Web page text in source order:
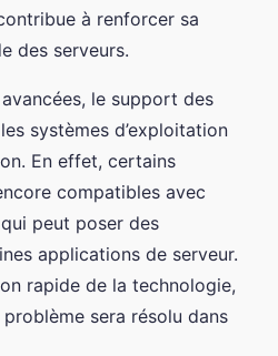
à renforcer sa
des serveurs.
le support des
systèmes d’exploitation
En effet, certains
compatibles avec
peut poser des
applications de serveur.
rapide de la technologie,
sera résolu dans